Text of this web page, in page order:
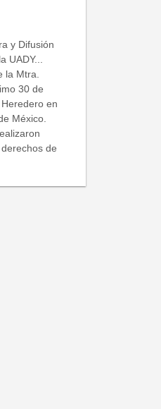
y Difusión
UADY...
la Mtra.
30 de
en
México.
de